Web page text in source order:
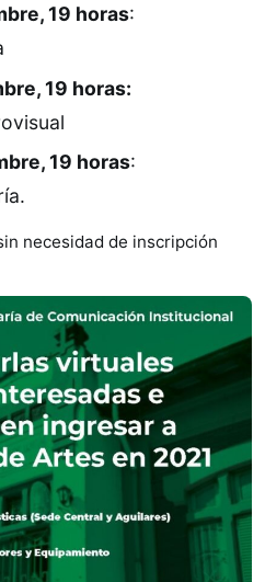
19 horas:
19 horas:
19 horas:
necesidad de inscripción